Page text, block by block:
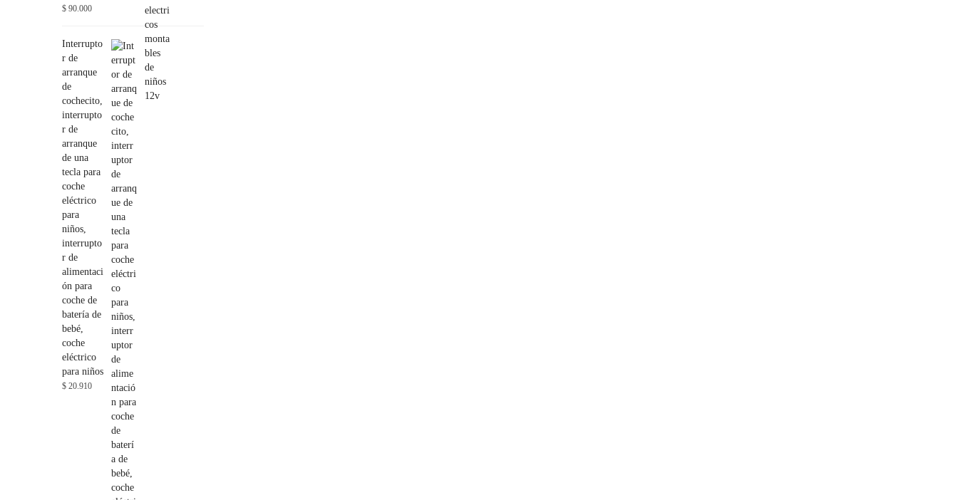
$ 90.000
Interrupto
r de
arranque
de
cochecito,
interrupto
r de
arranque
de una
tecla para
coche
eléctrico
para
niños,
interrupto
r de
alimentaci
ón para
coche de
batería de
bebé,
coche
eléctrico
para niños
$ 20.910